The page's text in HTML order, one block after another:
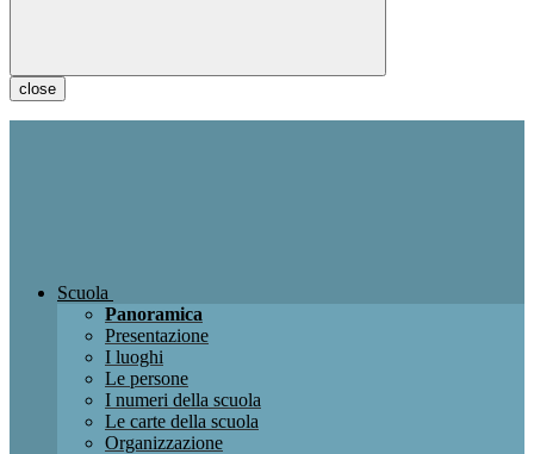
close
Scuola
Panoramica
Presentazione
I luoghi
Le persone
I numeri della scuola
Le carte della scuola
Organizzazione